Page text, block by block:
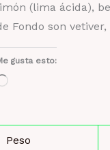
(lima ácida),
Fondo son
gusta esto:
Cargando...
Peso